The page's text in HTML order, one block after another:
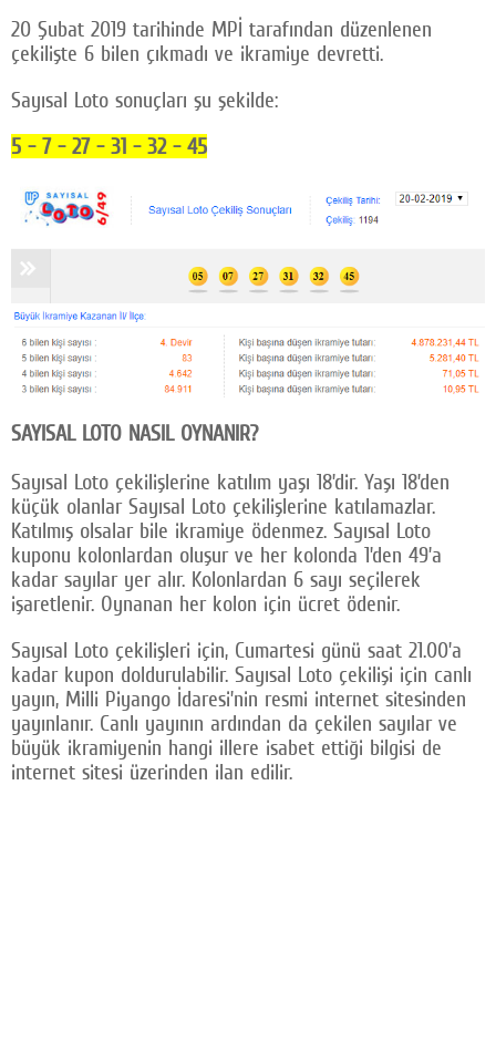
20 Şubat 2019 tarihinde MPİ tarafından düzenlenen
çekilişte 6 bilen çıkmadı ve ikramiye devretti.
Sayısal Loto sonuçları şu şekilde:
5 - 7 - 27 - 31 - 32 - 45
SAYISAL LOTO NASIL OYNANIR?
Sayısal Loto çekilişlerine katılım yaşı 18’dir. Yaşı 18’den
küçük olanlar Sayısal Loto çekilişlerine katılamazlar.
Katılmış olsalar bile ikramiye ödenmez. Sayısal Loto
kuponu kolonlardan oluşur ve her kolonda 1’den 49’a
kadar sayılar yer alır. Kolonlardan 6 sayı seçilerek
işaretlenir. Oynanan her kolon için ücret ödenir.
Sayısal Loto çekilişleri için, Cumartesi günü saat 21.00’a
kadar kupon doldurulabilir. Sayısal Loto çekilişi için canlı
yayın, Milli Piyango İdaresi’nin resmi internet sitesinden
yayınlanır. Canlı yayının ardından da çekilen sayılar ve
büyük ikramiyenin hangi illere isabet ettiği bilgisi de
internet sitesi üzerinden ilan edilir.